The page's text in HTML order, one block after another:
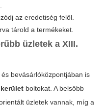
az eredetiség felől.
tárold a termékeket.
üzletek a XIII.
bevásárlóközpontjában is
boltokat. A belsőbb
üzletek vannak, míg a